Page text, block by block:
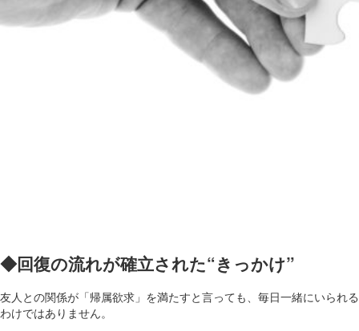
◆回復の流れが確立された“きっかけ”
友人との関係が「帰属欲求」を満たすと言っても、毎日一緒にいられる
わけではありません。